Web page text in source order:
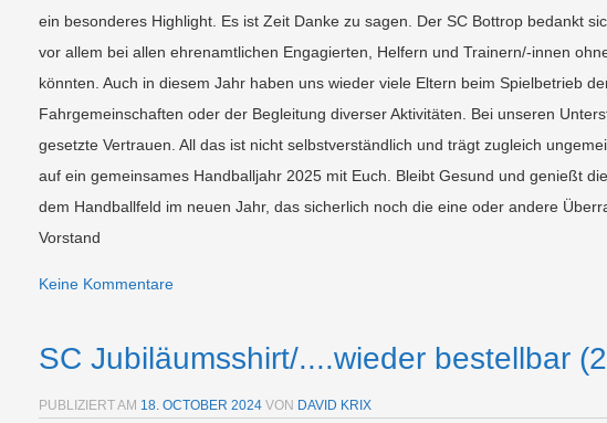
ein besonderes Highlight. Es ist Zeit Danke zu sagen. Der SC Bottrop bedankt
vor allem bei allen ehrenamtlichen Engagierten, Helfern und Trainern/-innen
könnten. Auch in diesem Jahr haben uns wieder viele Eltern beim Spielbetrieb
Fahrgemeinschaften oder der Begleitung diverser Aktivitäten. Bei unseren
gesetzte Vertrauen. All das ist nicht selbstverständlich und trägt zugleich
auf ein gemeinsames Handballjahr 2025 mit Euch. Bleibt Gesund und genießt
dem Handballfeld im neuen Jahr, das sicherlich noch die eine oder andere
Vorstand
Keine Kommentare
SC Jubiläumsshirt/....wieder bestellbar
PUBLIZIERT AM 18. OCTOBER 2024 VON DAVID KRIX